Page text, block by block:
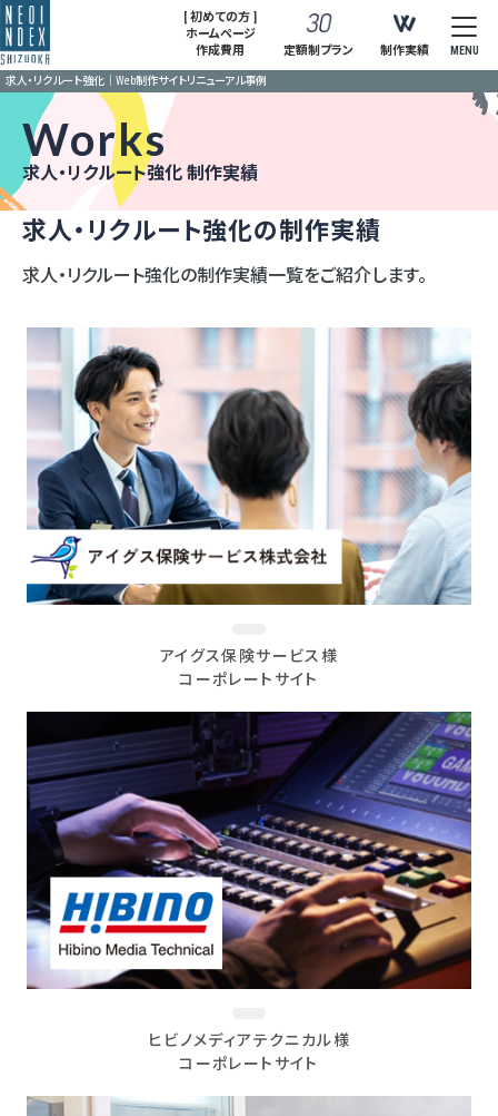
[ 初めての方 ]
ホームページ
作成費用
定額制プラン 制作実績 MENU
求人・リクルート強化｜Web制作サイトリニューアル事例
Works
求人・リクルート強化 制作実績
求人・リクルート強化の制作実績
求人・リクルート強化の制作実績一覧をご紹介します。
アイグス保険サービス様
コーポレートサイト
ヒビノメディアテクニカル様
コーポレートサイト